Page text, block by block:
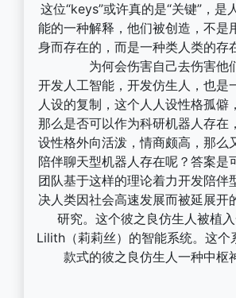
这位“keys”或许真的是“关键”，是
能的一种解释，他们被创造，不是
身而存在的，而是一种类人类的存
为何会伤害自己去伤害他
开发人工智能，开发仿生人，也是
人设的复制，这个人人设性格孤僻
那么是否可以作为科研机器人存在
设性格外向活泼，情商颇高，那么
陪伴聊天型机器人存在呢？答案是
团队基于这样的理论着力开发陪伴
决人类因社会高速发展而被延展开
研究。这个彼之良仿生人被植
Lilith（莉莉丝）的智能系统。这个
款式的彼之良仿生人一种中枢